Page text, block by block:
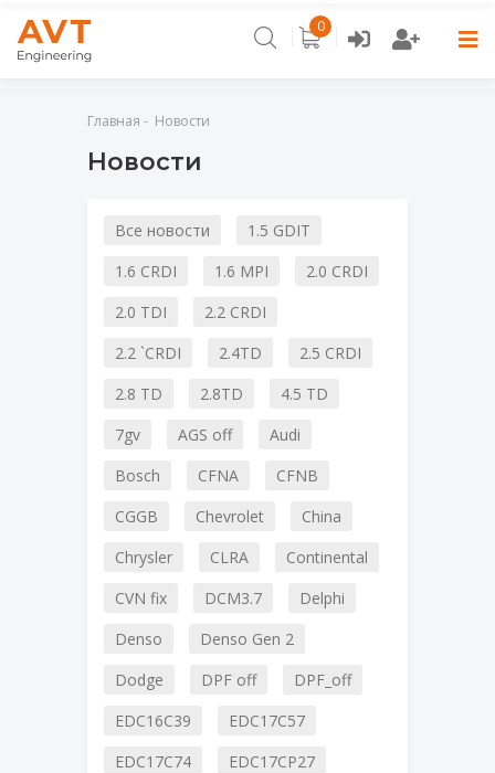
0
Главная Новости
Новости
Все новости
1.5 GDIT
1.6 CRDI
1.6 MPI
2.0 CRDI
2.0 TDI
2.2 CRDI
2.2 `CRDI
2.4TD
2.5 CRDI
2.8 TD
2.8TD
4.5 TD
7gv
AGS off
Audi
Bosch
CFNA
CFNB
CGGB
Chevrolet
China
Chrysler
CLRA
Continental
CVN fix
DCM3.7
Delphi
Denso
Denso Gen 2
Dodge
DPF off
DPF_off
EDC16C39
EDC17C57
EDC17C74
EDC17CP27